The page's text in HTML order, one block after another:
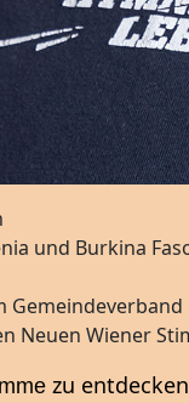
und Burkina
Neuen Wiener
zu